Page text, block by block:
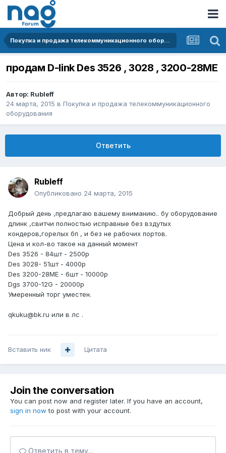
Покупка и продажа телекоммуникационного оборудования
продам D-link Des 3526 , 3028 , 3200-28ME
Автор: Rubleff
24 марта, 2015 в Покупка и продажа телекоммуникационного
оборудования
Ответить
Rubleff
Опубликовано 24 марта, 2015
Добрый день ,предлагаю вашему вниманию.. бу оборудование
длинк ,свитчи полностью исправные без вздутых
кондеров,горелых бп , и без не рабочих портов.
Цена и кол-во такое на данный момент
Des 3526 - 84шт - 2500р
Des 3028- 51шт - 4000р
Des 3200-28ME - 6шт - 10000р
Dgs 3700-12G - 20000р
Умеренный торг уместен.
qkuku@bk.ru или в лс .
Вставить ник Цитата
Join the conversation
You can post now and register later. If you have an account,
sign in now to post with your account.
Ответить в тему...